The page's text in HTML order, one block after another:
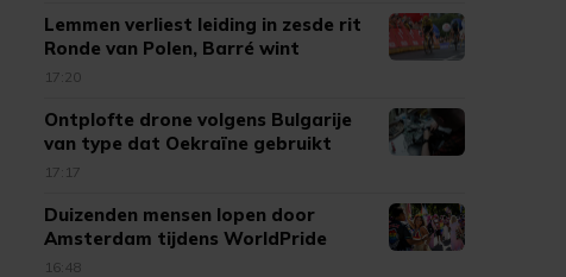
Lemmen verliest leiding in zesde rit
Ronde van Polen, Barré wint
17:20
Ontplofte drone volgens Bulgarije
van type dat Oekraïne gebruikt
17:17
Duizenden mensen lopen door
Amsterdam tijdens WorldPride
March
16:48